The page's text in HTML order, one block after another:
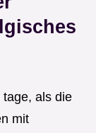
als die
mit